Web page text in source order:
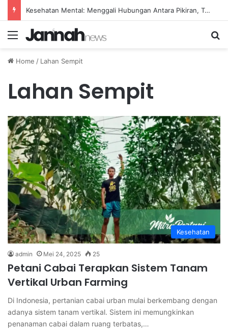
Kesehatan Mental: Menggali Hubungan Antara Pikiran, Tubuh, dan Emosi secara Mendalam
Menu
Home / Lahan Sempit
Lahan Sempit
Kesehatan
admin Mei 24, 2025 25
Petani Cabai Terapkan Sistem Tanam
Vertikal Urban Farming
Di Indonesia, pertanian cabai urban mulai berkembang dengan
adanya sistem tanam vertikal. Sistem ini memungkinkan
penanaman cabai dalam ruang terbatas,…